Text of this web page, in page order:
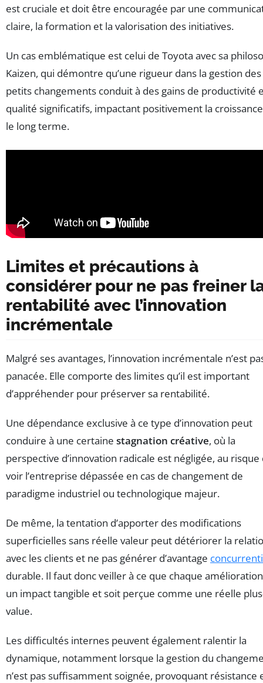
est cruciale et doit être encouragée par une
claire, la formation et la valorisation des initiatives.
Un cas emblématique est celui de Toyota avec sa
Kaizen, qui démontre qu’une rigueur dans la gestion des
petits changements conduit à des gains de productivité
qualité significatifs, impactant positivement la
le long terme.
Limites et précautions à
considérer pour ne pas freiner
rentabilité avec l’innovation
incrémentale
Malgré ses avantages, l’innovation incrémentale n’est
panacée. Elle comporte des limites qu’il est important
d’appréhender pour préserver sa rentabilité.
Une dépendance exclusive à ce type d’innovation peut
conduire à une certaine stagnation créative, où la
perspective d’innovation radicale est négligée, au risque
voir l’entreprise dépassée en cas de changement de
paradigme industriel ou technologique majeur.
De même, la tentation d’apporter des modifications
superficielles sans réelle valeur peut détériorer la
avec les clients et ne pas générer d’avantage
durable. Il faut donc veiller à ce que chaque
un impact tangible et soit perçue comme une réelle
value.
Les difficultés internes peuvent également ralentir la
dynamique, notamment lorsque la gestion du
n’est pas suffisamment soignée, provoquant résistance